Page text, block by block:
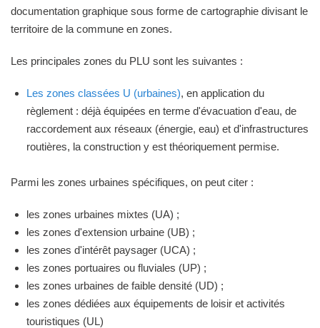
documentation graphique sous forme de cartographie divisant le
territoire de la commune en zones.
Les principales zones du PLU sont les suivantes :
Les zones classées U (urbaines), en application du
règlement : déjà équipées en terme d'évacuation d'eau, de
raccordement aux réseaux (énergie, eau) et d'infrastructures
routières, la construction y est théoriquement permise.
Parmi les zones urbaines spécifiques, on peut citer :
les zones urbaines mixtes (UA) ;
les zones d'extension urbaine (UB) ;
les zones d'intérêt paysager (UCA) ;
les zones portuaires ou fluviales (UP) ;
les zones urbaines de faible densité (UD) ;
les zones dédiées aux équipements de loisir et activités
touristiques (UL)